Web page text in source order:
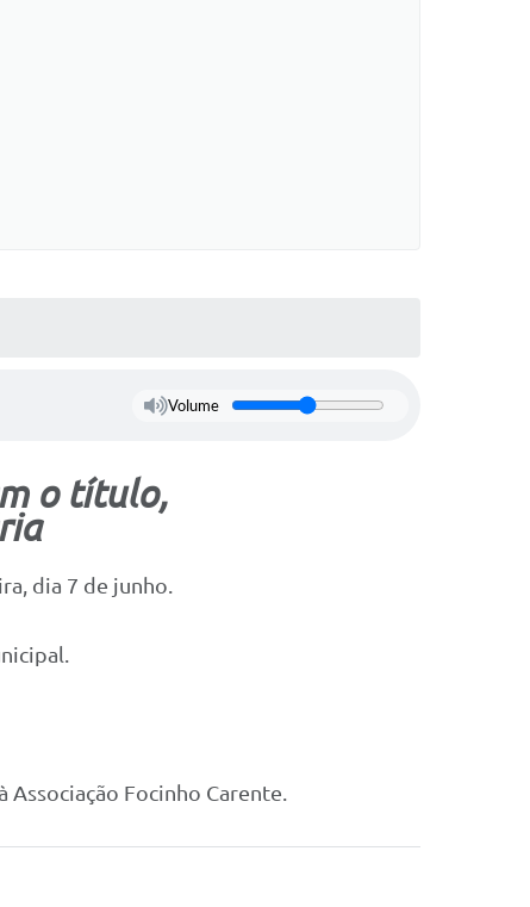
Volume
o título,
dia 7 de junho.
Focinho Carente.